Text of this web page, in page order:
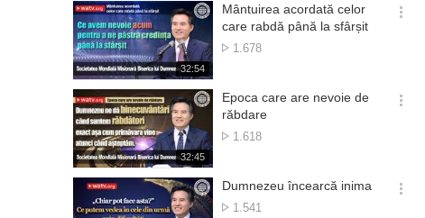
시
간
재
생
시
간
32:54
Mântuirea acordată celor
care rabdă până la sfârșit
Numărul
1.678
옵
재
생
시
간
32:45
Epoca care are nevoie de
răbdare
Numărul
1.618
옵
Dumnezeu încearcă inima
Numărul
1.541
옵